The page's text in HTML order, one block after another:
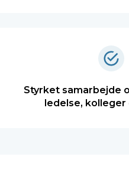
Styrket samarbejde
ledelse, kolleger